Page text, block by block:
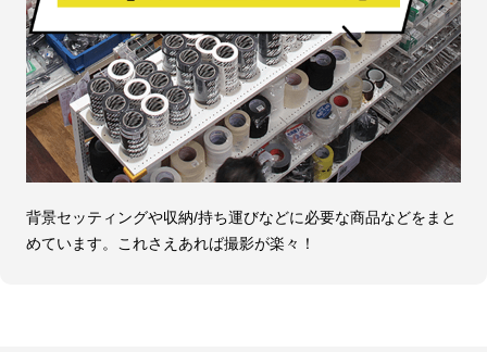
背景セッティングや収納/持ち運びなどに必要な商品などをまと
めています。これさえあれば撮影が楽々！